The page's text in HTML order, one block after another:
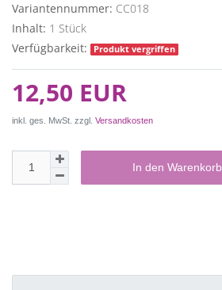
Variantennummer: CC018
Inhalt: 1 Stück
Verfügbarkeit:
Produkt vergriffen
12,50 EUR
inkl. ges. MwSt. zzgl. Versandkosten
In den Warenkorb